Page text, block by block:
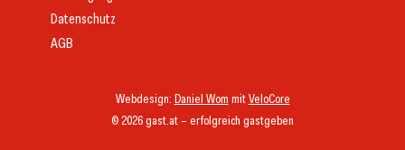
© 2026 gast.at – erfolgreich gastgeben
Webdesign: Daniel Wom mitVeloCore
Datenschutz
AGB